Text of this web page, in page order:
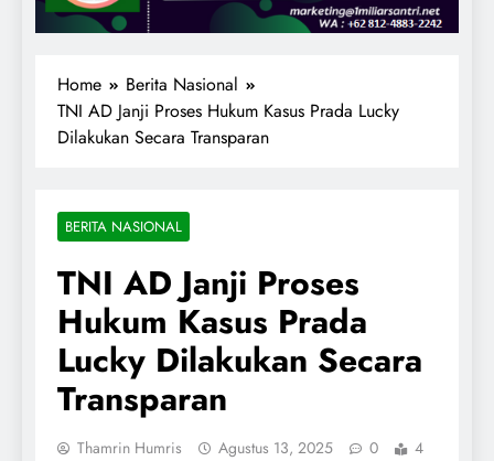
Home
Berita Nasional
TNI AD Janji Proses Hukum Kasus Prada Lucky
Dilakukan Secara Transparan
BERITA NASIONAL
TNI AD Janji Proses
Hukum Kasus Prada
Lucky Dilakukan Secara
Transparan
Thamrin Humris Agustus 13, 2025 0
4